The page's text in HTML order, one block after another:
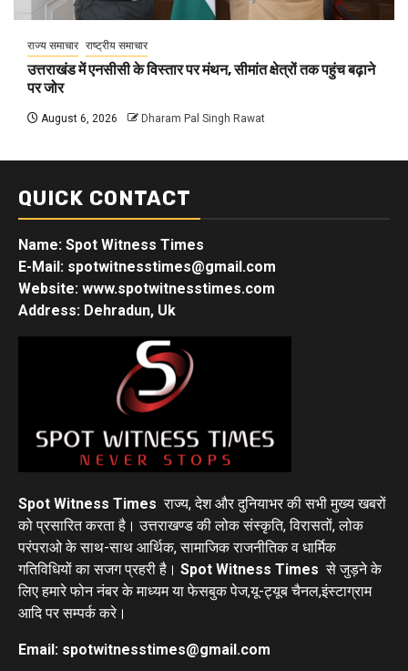
राज्य समाचार राष्ट्रीय समाचार
उत्तराखंड में एनसीसी के विस्तार पर मंथन, सीमांत क्षेत्रों तक पहुंच बढ़ाने
पर जोर
August 6, 2026 Dharam Pal Singh Rawat
QUICK CONTACT
Name: Spot Witness Times
E-Mail: spotwitnesstimes@gmail.com
Website: www.spotwitnesstimes.com
Address: Dehradun, Uk
Spot Witness Times राज्य, देश और दुनियाभर की सभी मुख्य खबरों
को प्रसारित करता है। उत्तराखण्ड की लोक संस्कृति, विरासतों, लोक
परंपराओ के साथ-साथ आर्थिक, सामाजिक राजनीतिक व धार्मिक
गतिविधियों का सजग प्रहरी है। Spot Witness Times से जुड़ने के
लिए हमारे फोन नंबर के माध्यम या फेसबुक पेज,यू-ट्यूब चैनल,इंस्टाग्राम
आदि पर सम्पर्क करे।
Email: spotwitnesstimes@gmail.com